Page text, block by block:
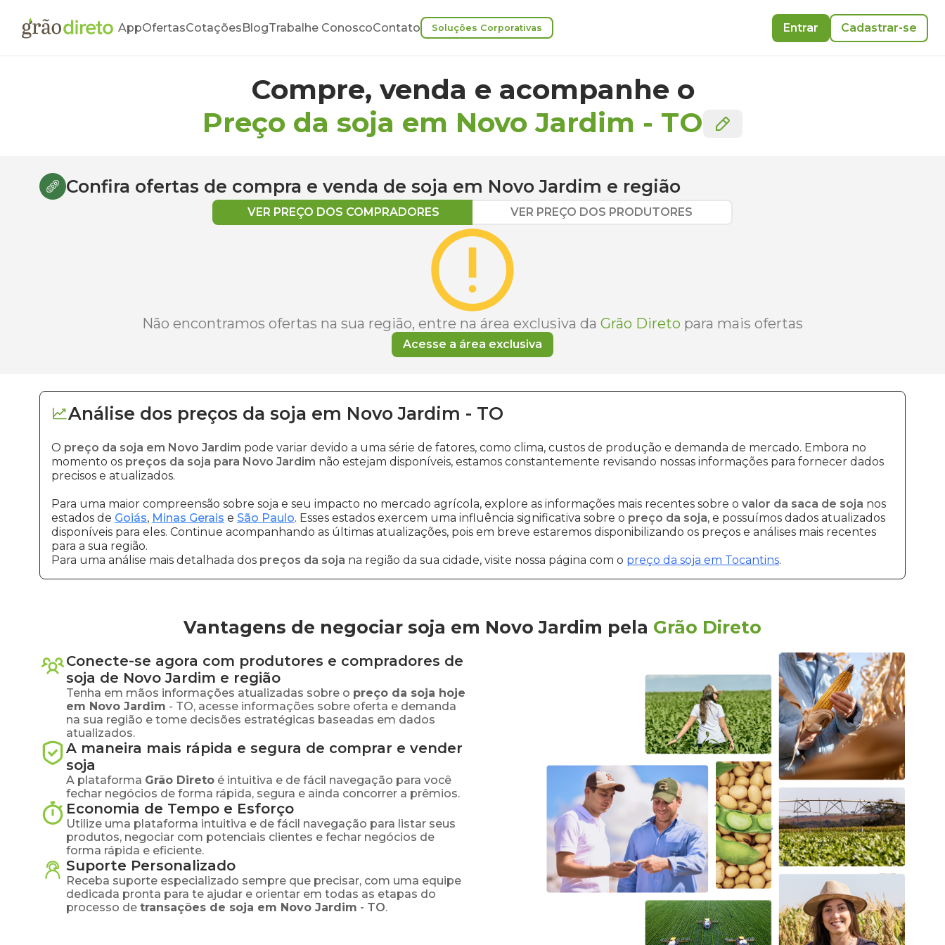
AppOfertasCotaçõesBlogTrabalhe ConoscoContato Soluções Corporativas Entrar Cadastrar-se
Compre, venda e acompanhe o
Preço da soja em Novo Jardim - TO
Confira ofertas de compra e venda de soja em Novo Jardim e região
VER PREÇO DOS COMPRADORES VER PREÇO DOS PRODUTORES
Não encontramos ofertas na sua região, entre na área exclusiva da Grão Direto para mais ofertas
Acesse a área exclusiva
Análise dos preços da soja em Novo Jardim - TO
O preço da soja em Novo Jardim pode variar devido a uma série de fatores, como clima, custos de produção e demanda de mercado. Embora no
momento os preços da soja para Novo Jardim não estejam disponíveis, estamos constantemente revisando nossas informações para fornecer dados
precisos e atualizados.
Para uma maior compreensão sobre soja e seu impacto no mercado agrícola, explore as informações mais recentes sobre o valor da saca de soja nos
estados de Goiás, Minas Gerais e São Paulo. Esses estados exercem uma influência significativa sobre o preço da soja, e possuímos dados atualizados
disponíveis para eles. Continue acompanhando as últimas atualizações, pois em breve estaremos disponibilizando os preços e análises mais recentes
para a sua região.
Para uma análise mais detalhada dos preços da soja na região da sua cidade, visite nossa página com o preço da soja em Tocantins.
Vantagens de negociar soja em Novo Jardim pela Grão Direto
Conecte-se agora com produtores e compradores de
soja de Novo Jardim e região
Tenha em mãos informações atualizadas sobre o preço da soja hoje
em Novo Jardim - TO, acesse informações sobre oferta e demanda
na sua região e tome decisões estratégicas baseadas em dados
atualizados.
A maneira mais rápida e segura de comprar e vender
soja
A plataforma Grão Direto é intuitiva e de fácil navegação para você
fechar negócios de forma rápida, segura e ainda concorrer a prêmios.
Economia de Tempo e Esforço
Utilize uma plataforma intuitiva e de fácil navegação para listar seus
produtos, negociar com potenciais clientes e fechar negócios de
forma rápida e eficiente.
Suporte Personalizado
Receba suporte especializado sempre que precisar, com uma equipe
dedicada pronta para te ajudar e orientar em todas as etapas do
processo de transações de soja em Novo Jardim - TO.